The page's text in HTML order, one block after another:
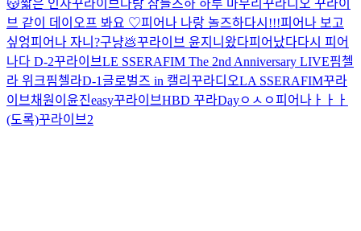
😽짧은 인사꾸라이브나랑 잠들즈하 하루 마무리 꾸라디오 꾸라이
브 같이 데이오프 봐요 ♡피어나 나랑 놀즈하다시!!!피어나 보고
싶엉피어나 자니?구냥💩꾸라이브 윤지니왔다피어났다다시 피어
나다 D-2꾸라이브LE SSERAFIM The 2nd Anniversary LIVE핌첼
라 위크핌첼라D-1글로벌즈 in 캘리 꾸라디오LA SSERAFIM꾸라
이브채원이 윤진easy꾸라이브HBD 꾸라Dayㅇㅅㅇ피어나ㅏㅏㅏ
(도록)꾸라이브2